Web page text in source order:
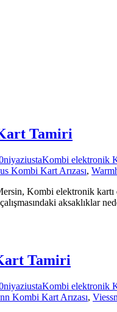
Tamiri
niyaziustaKombi elektronik
Kombi Kart Arızası,
Kombi elektronik kartı
aksaklıklar
Tamiri
niyaziustaKombi elektronik
Kombi Kart Arızası,